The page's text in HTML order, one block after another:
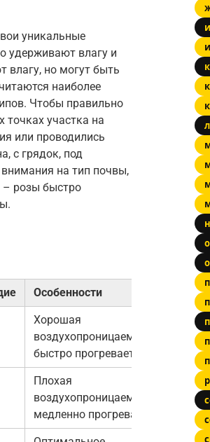
уникальные
удерживают влагу и
влагу, но могут быть
наиболее
Чтобы правильно
точках участка на
или проводились
с грядок, под
на тип почвы,
– розы быстро
Особенности
Хорошая
воздухопроницаемость,
быстро прогревается
Плохая
воздухопроницаемость,
медленно прогревается